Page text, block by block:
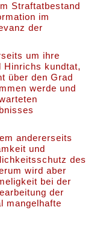
Straftatbestand
im
der
um ihre
Hinrichs kundtat,
über den Grad
werde und
andererseits
und
des
wird aber
bei der
der
mangelhafte